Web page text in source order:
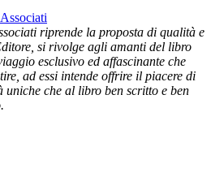
riprende la proposta di qualità e
si rivolge agli amanti del libro
esclusivo ed affascinante che
ad essi intende offrire il piacere di
che al libro ben scritto e ben